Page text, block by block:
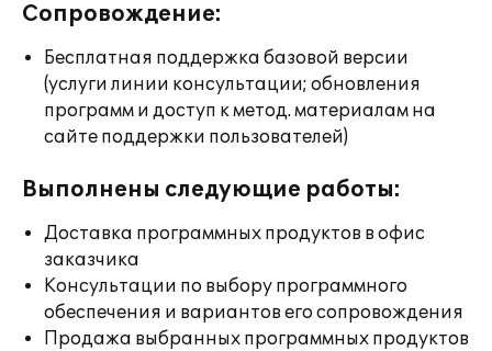
Сопровождение:
Бесплатная поддержка базовой версии
(услуги линии консультации; обновления
программ и доступ к метод. материалам на
сайте поддержки пользователей)
Выполнены следующие работы:
Доставка программных продуктов в офис
заказчика
Консультации по выбору программного
обеспечения и вариантов его сопровождения
Продажа выбранных программных продуктов